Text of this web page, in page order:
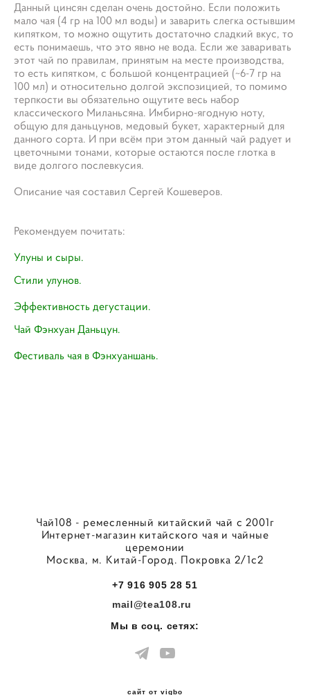
Данный цинсян сделан очень достойно. Если положить
мало чая (4 гр на 100 мл воды) и заварить слегка остывшим
кипятком, то можно ощутить достаточно сладкий вкус, то
есть понимаешь, что это явно не вода. Если же заваривать
этот чай по правилам, принятым на месте производства,
то есть кипятком, с большой концентрацией (~6-7 гр на
100 мл) и относительно долгой экспозицией, то помимо
терпкости вы обязательно ощутите весь набор
классического Миланьсяна. Имбирно-ягодную ноту,
общую для даньцунов, медовый букет, характерный для
данного сорта. И при всём при этом данный чай радует и
цветочными тонами, которые остаются после глотка в
виде долгого послевкусия.
Описание чая составил Сергей Кошеверов.
​Рекомендуем почитать:
Улуны и сыры​.
Стили улунов.
Эффективность дегустации.​
Чай Фэнхуан Даньцун.
Фестиваль чая в Фэнхуаншань.
Чай108 - ремесленный китайский чай с 2001г
Интернет-магазин китайского чая и чайные
церемонии
Москва, м. Китай-Город. Покровка 2/1с2
+7 916 905 28 51
mail@tea108.ru
Мы в соц. сетях:
сайт от vigbo